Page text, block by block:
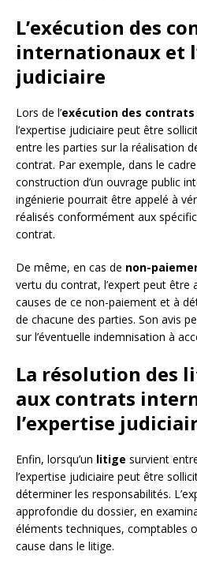
L’exécution des
internationaux et
judiciaire
Lors de l’exécution des
l’expertise judiciaire peut être
entre les parties sur la réalisation
contrat. Par exemple, dans le
construction d’un ouvrage public
ingénierie pourrait être appelé à
réalisés conformément aux
contrat.
De même, en cas de non-
vertu du contrat, l’expert peut être
causes de ce non-paiement et à
de chacune des parties. Son avis
sur l’éventuelle indemnisation à
La résolution des
aux contrats
l’expertise
Enfin, lorsqu’un litige survient
l’expertise judiciaire peut être
déterminer les responsabilités.
approfondie du dossier, en
éléments techniques, comptables
cause dans le litige.